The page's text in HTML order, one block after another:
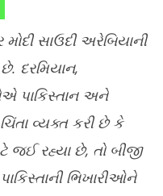
મોદી સાઉદી અરેબિયાની
દરમિયાન,
પાકિસ્તાન અને
વ્યક્ત કરી છે કે
જઈ રહ્યા છે, તો બીજી
પાકિસ્તાની ભિખારીઓને